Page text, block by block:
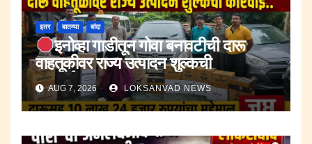
इतर बातम्या बांदा
इनोव्हा गाडीतून गोवा बनावटीची दारू
वाहतूकीवर राज्य उत्पादन शुल्कची
कारवाई.;दारूसह १० लाख २४ हजार रुपयांचा
मुद्देमाल जप्त.
AUG 7, 2026 LOKSANVAD NEWS